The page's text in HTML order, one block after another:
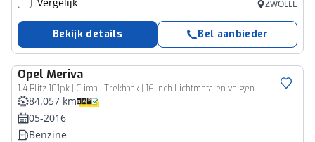
ZWOLLE
Bekijk details Bel aanbieder
Opel Meriva
1.4 Blitz 101pk | Clima | Trekhaak | 16 inch Lichtmetalen velgen
84.057 km
05-2016
Benzine